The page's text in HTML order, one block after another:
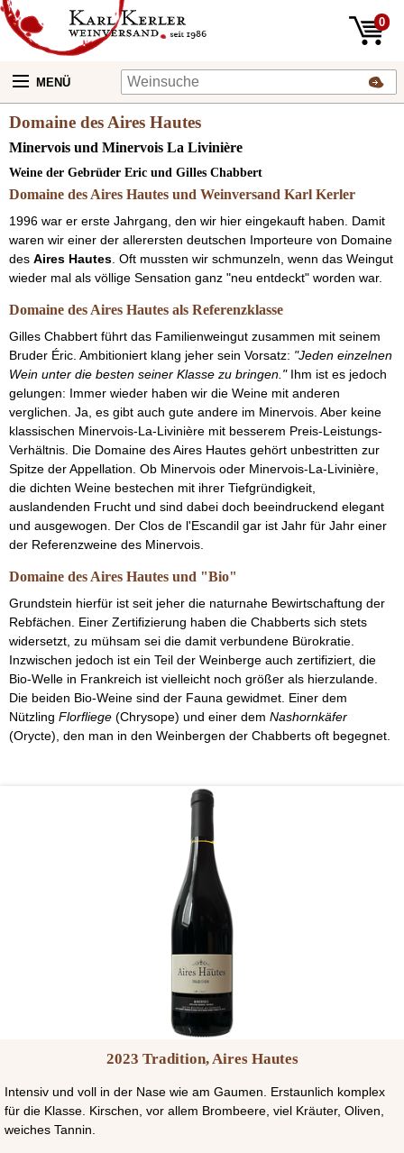
0
MENÜ
Domaine des Aires Hautes
Minervois und Minervois La Livinière
Weine der Gebrüder Eric und Gilles Chabbert
Domaine des Aires Hautes und Weinversand Karl Kerler
1996 war er erste Jahrgang, den wir hier eingekauft haben. Damit
waren wir einer der allerersten deutschen Importeure von Domaine
des Aires Hautes . Oft mussten wir schmunzeln, wenn das Weingut
wieder mal als völlige Sensation ganz "neu entdeckt" worden war.
Domaine des Aires Hautes als Referenzklasse
Gilles Chabbert führt das Familienweingut zusammen mit seinem
Bruder Éric. Ambitioniert klang jeher sein Vorsatz: "Jeden einzelnen
Wein unter die besten seiner Klasse zu bringen."Ihm ist es jedoch
gelungen: Immer wieder haben wir die Weine mit anderen
verglichen. Ja, es gibt auch gute andere im Minervois. Aber keine
klassischen Minervois-La-Livinière mit besserem Preis-Leistungs-
Verhältnis. Die Domaine des Aires Hautes gehört unbestritten zur
Spitze der Appellation. Ob Minervois oder Minervois-La-Livinière,
die dichten Weine bestechen mit ihrer Tiefgründigkeit,
auslandenden Frucht und sind dabei doch beeindruckend elegant
und ausgewogen. Der Clos de l'Escandil gar ist Jahr für Jahr einer
der Referenzweine des Minervois.
Domaine des Aires Hautes und "Bio"
Grundstein hierfür ist seit jeher die naturnahe Bewirtschaftung der
Rebfächen. Einer Zertifizierung haben die Chabberts sich stets
widersetzt, zu mühsam sei die damit verbundene Bürokratie.
Inzwischen jedoch ist ein Teil der Weinberge auch zertifiziert, die
Bio-Welle in Frankreich ist vielleicht noch größer als hierzulande.
Die beiden Bio-Weine sind der Fauna gewidmet. Einer dem
Nützling Florfliege (Chrysope) und einer dem Nashornkäfer
(Orycte), den man in den Weinbergen der Chabberts oft begegnet.
2023 Tradition, Aires Hautes
Intensiv und voll in der Nase wie am Gaumen. Erstaunlich komplex
für die Klasse. Kirschen, vor allem Brombeere, viel Kräuter, Oliven,
weiches Tannin.